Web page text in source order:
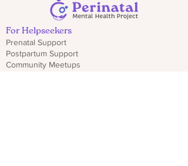
For Helpseekers
Prenatal Support
Postpartum Support
Community Meetups